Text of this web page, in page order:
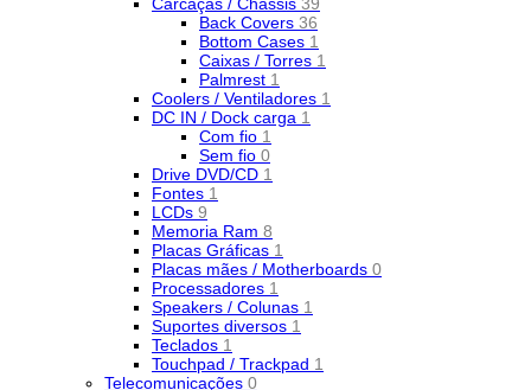
Back Covers 36
Bottom Cases 1
Caixas / Torres 1
Palmrest 1
Coolers / Ventiladores 1
DC IN / Dock carga 1
Com fio 1
Sem fio 0
Drive DVD/CD 1
Fontes 1
LCDs 9
Memoria Ram 8
Placas Gráficas 1
Placas mães / Motherboards 0
Processadores 1
Speakers / Colunas 1
Suportes diversos 1
Teclados 1
Touchpad / Trackpad 1
Telecomunicações 0